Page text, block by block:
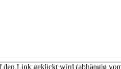
Link geklickt wird (abhängig